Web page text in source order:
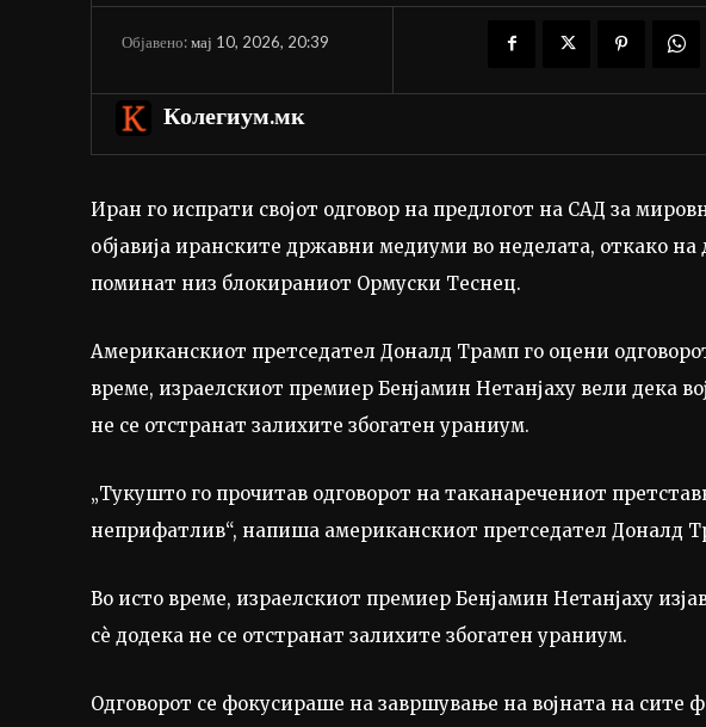
Објавено:мај 10, 2026, 20:39
Колегиум.мк
Иран го испрати својот одговор на предлогот на САД за
објавија иранските државни медиуми во неделата, откако
поминат низ блокираниот Ормуски Tеснец.
Американскиот претседател Доналд Трамп го оцени
време, израелскиот премиер Бенјамин Нетанјаху вели дека
не се отстранат залихите збогатен ураниум.
„Тукушто го прочитав одговорот на таканаречениот
неприфатлив“, напиша американскиот претседател Доналд
Во исто време, израелскиот премиер Бенјамин Нетанјаху
сè додека не се отстранат залихите збогатен ураниум.
Одговорот се фокусираше на завршување на војната на сите